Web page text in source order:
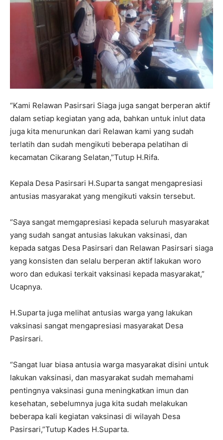
“Kami Relawan Pasirsari Siaga juga sangat berperan aktif
dalam setiap kegiatan yang ada, bahkan untuk inlut data
juga kita menurunkan dari Relawan kami yang sudah
terlatih dan sudah mengikuti beberapa pelatihan di
kecamatan Cikarang Selatan,”Tutup H.Rifa.
Kepala Desa Pasirsari H.Suparta sangat mengapresiasi
antusias masyarakat yang mengikuti vaksin tersebut.
“Saya sangat memgapresiasi kepada seluruh masyarakat
yang sudah sangat antusias lakukan vaksinasi, dan
kepada satgas Desa Pasirsari dan Relawan Pasirsari siaga
yang konsisten dan selalu berperan aktif lakukan woro
woro dan edukasi terkait vaksinasi kepada masyarakat,”
Ucapnya.
H.Suparta juga melihat antusias warga yang lakukan
vaksinasi sangat mengapresiasi masyarakat Desa
Pasirsari.
“Sangat luar biasa antusia warga masyarakat disini untuk
lakukan vaksinasi, dan masyarakat sudah memahami
pentingnya vaksinasi guna meningkatkan imun dan
kesehatan, sebelumnya juga kita sudah melakukan
beberapa kali kegiatan vaksinasi di wilayah Desa
Pasirsari,”Tutup Kades H.Suparta.